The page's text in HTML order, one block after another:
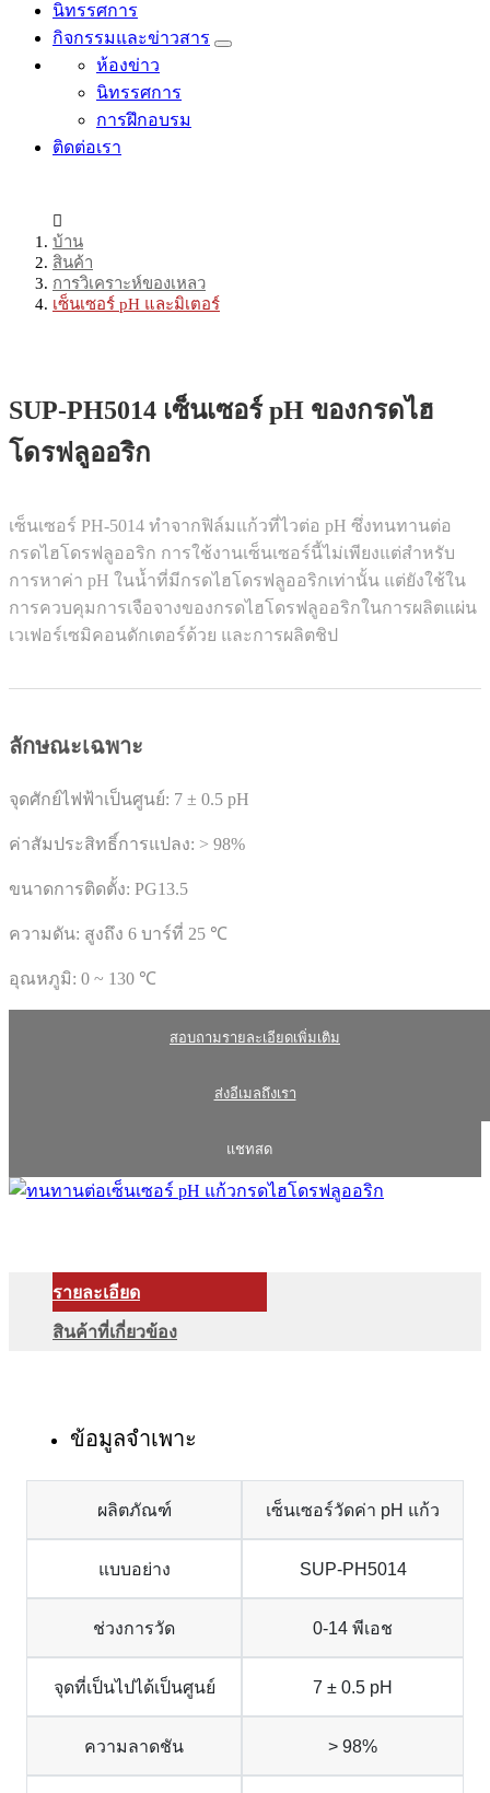
นิทรรศการ
กิจกรรมและข่าวสาร
ห้องข่าว
นิทรรศการ
การฝึกอบรม
ติดต่อเรา
บ้าน
สินค้า
การวิเคราะห์ของเหลว
เซ็นเซอร์ pH และมิเตอร์
SUP-PH5014 เซ็นเซอร์ pH ของกรดไฮ
โดรฟลูออริก
เซ็นเซอร์ PH-5014 ทำจากฟิล์มแก้วที่ไวต่อ pH ซึ่งทนทานต่อ
กรดไฮโดรฟลูออริก การใช้งานเซ็นเซอร์นี้ไม่เพียงแต่สำหรับ
การหาค่า pH ในน้ำที่มีกรดไฮโดรฟลูออริกเท่านั้น แต่ยังใช้ใน
การควบคุมการเจือจางของกรดไฮโดรฟลูออริกในการผลิตแผ่น
เวเฟอร์เซมิคอนดักเตอร์ด้วย และการผลิตชิป
ลักษณะเฉพาะ
จุดศักย์ไฟฟ้าเป็นศูนย์: 7 ± 0.5 pH
ค่าสัมประสิทธิ์การแปลง: > 98%
ขนาดการติดตั้ง: PG13.5
ความดัน: สูงถึง 6 บาร์ที่ 25 ℃
อุณหภูมิ: 0 ~ 130 ℃
สอบถามรายละเอียดเพิ่มเติม
ส่งอีเมลถึงเรา
แชทสด
รายละเอียด
สินค้าที่เกี่ยวข้อง
ข้อมูลจำเพาะ
ผลิตภัณฑ์ เซ็นเซอร์วัดค่า pH แก้ว
แบบอย่าง SUP-PH5014
ช่วงการวัด 0-14 พีเอช
จุดที่เป็นไปได้เป็นศูนย์ 7 ± 0.5 pH
ความลาดชัน > 98%